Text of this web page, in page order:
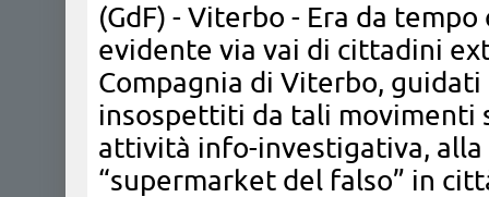
(GdF) - Viterbo - Era da
evidente via vai di cittadini
Compagnia di Viterbo, guidati
insospettiti da tali movimenti
attività info-investigativa,
“supermarket del falso” in